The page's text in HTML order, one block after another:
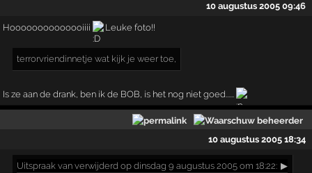
10 augustus 2005 09:46
Hoooooooooooooiiii Leuke foto!!
terrorvriendinnetje wat kijk je weer toe,
Is ze aan de drank, ben ik de BOB, is het nog niet goed......
10 augustus 2005 18:34
Uitspraak van verwijderd op dinsdag 9 augustus 2005 om 18:22: ▶